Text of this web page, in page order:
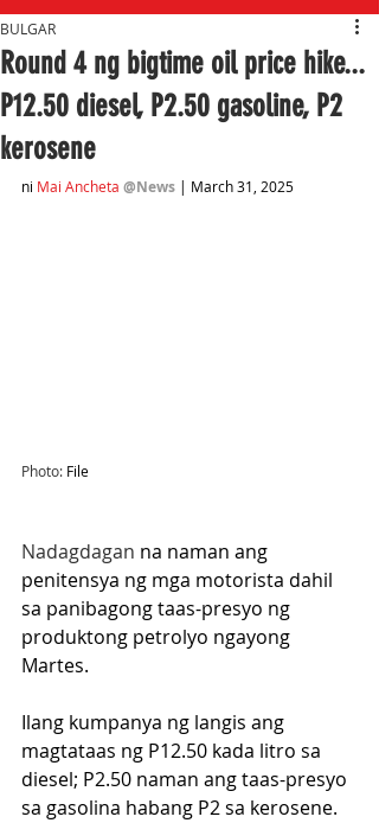
Round 4 ng bigtime oil price hike...
P12.50 diesel, P2.50 gasoline, P2
kerosene
BULGAR
ni Mai Ancheta @News | March 31, 2025
Photo: File
Nadagdagan na naman ang
penitensya ng mga motorista dahil
sa panibagong taas-presyo ng
produktong petrolyo ngayong
Martes.
Ilang kumpanya ng langis ang
magtataas ng P12.50 kada litro sa
diesel; P2.50 naman ang taas-presyo
sa gasolina habang P2 sa kerosene.